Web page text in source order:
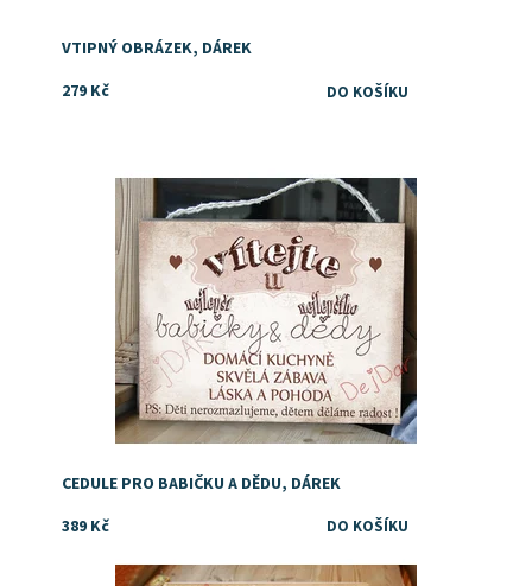
VTIPNÝ OBRÁZEK, DÁREK
279 Kč
CEDULE PRO BABIČKU A DĚDU, DÁREK
389 Kč
Značka:
DejDar